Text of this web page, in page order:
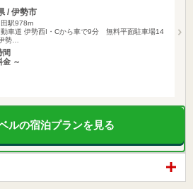
/ 伊勢市
駅978m
動車道 伊勢西I・Cから車で9分 無料平面駐車場14
勢…
間
金 ～
ルの宿泊プランを見る